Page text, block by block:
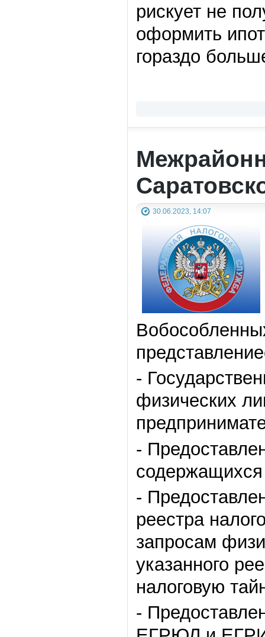
рискует не
оформить
гораздо
30.06.2023, 14:07
-
физических
-
-
реестра
запросам
указанного
налоговую
-